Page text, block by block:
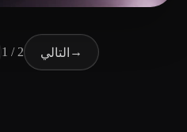
1 / 2 التالي →